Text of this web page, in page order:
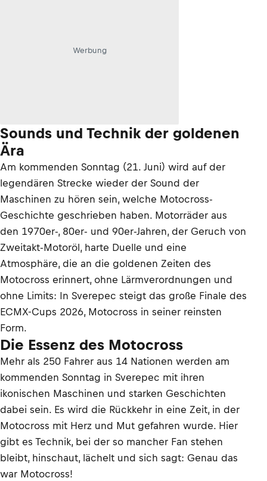
Werbung
Sounds und Technik der goldenen
Ära
Am kommenden Sonntag (21. Juni) wird auf der
legendären Strecke wieder der Sound der
Maschinen zu hören sein, welche Motocross-
Geschichte geschrieben haben. Motorräder aus
den 1970er-, 80er- und 90er-Jahren, der Geruch von
Zweitakt-Motoröl, harte Duelle und eine
Atmosphäre, die an die goldenen Zeiten des
Motocross erinnert, ohne Lärmverordnungen und
ohne Limits: In Sverepec steigt das große Finale des
ECMX-Cups 2026, Motocross in seiner reinsten
Form.
Die Essenz des Motocross
Mehr als 250 Fahrer aus 14 Nationen werden am
kommenden Sonntag in Sverepec mit ihren
ikonischen Maschinen und starken Geschichten
dabei sein. Es wird die Rückkehr in eine Zeit, in der
Motocross mit Herz und Mut gefahren wurde. Hier
gibt es Technik, bei der so mancher Fan stehen
bleibt, hinschaut, lächelt und sich sagt: Genau das
war Motocross!